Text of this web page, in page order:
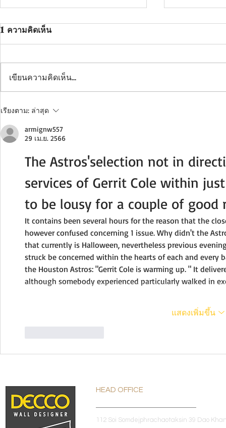
INSTALLATION : งานติดตั้ง
หน้างาน จ.สุพรรณบุรี
1 ความคิดเห็น
เขียนความคิดเห็น…
เรียงตาม: ล่าสุด
armignw557
29 เม.ย. 2566
The Astros'selection not in
services of Gerrit Cole within
to be lousy for a couple of good
It contains been several hours for the reason that the
however confused concerning 1 issue. Why didn't the
that currently is Halloween, nevertheless previous
struck be concerned within the hearts of each and
the Houston Astros: "Gerrit Cole is warming up. " It
although somebody experienced particularly walked in
แสดงเพิ่มขึ้น
HEAD OFFICE
112 Soi Somdejphrachaotaksin 39 Dao